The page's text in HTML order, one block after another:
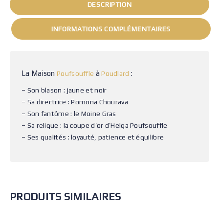
DESCRIPTION
INFORMATIONS COMPLÉMENTAIRES
La Maison Poufsouffle àPoudlard :
– Son blason : jaune et noir
– Sa directrice : Pomona Chourava
– Son fantôme : le Moine Gras
– Sa relique : la coupe d’or d’Helga Poufsouffle
– Ses qualités : loyauté, patience et équilibre
PRODUITS SIMILAIRES